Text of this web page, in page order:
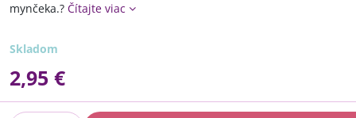
mynčeka.? Čítajte viac
Skladom
2,95 €